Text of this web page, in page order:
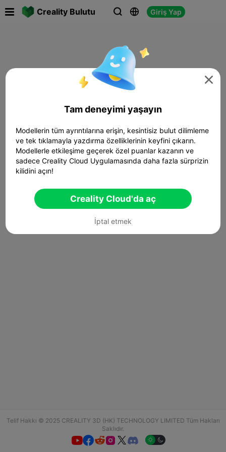
Creality Bulutu   Giriş Yap
Telif Hakkı © 2025 CREALITY 3D (HK) TECHNOLOGY LIMITED Tüm Hakları
Saklıdır.
  

Tam deneyimi yaşayın
Modellerin tüm ayrıntılarına erişin, kesintisiz bulut dilimleme
ve tek tıklamayla yazdırma özelliklerinin keyfini çıkarın.
Modellerle etkileşime geçerek özel puanlar kazanın ve
sadece Creality Cloud Uygulamasında daha fazla sürprizin
kilidini açın!
Creality Cloud'da aç
İptal etmek